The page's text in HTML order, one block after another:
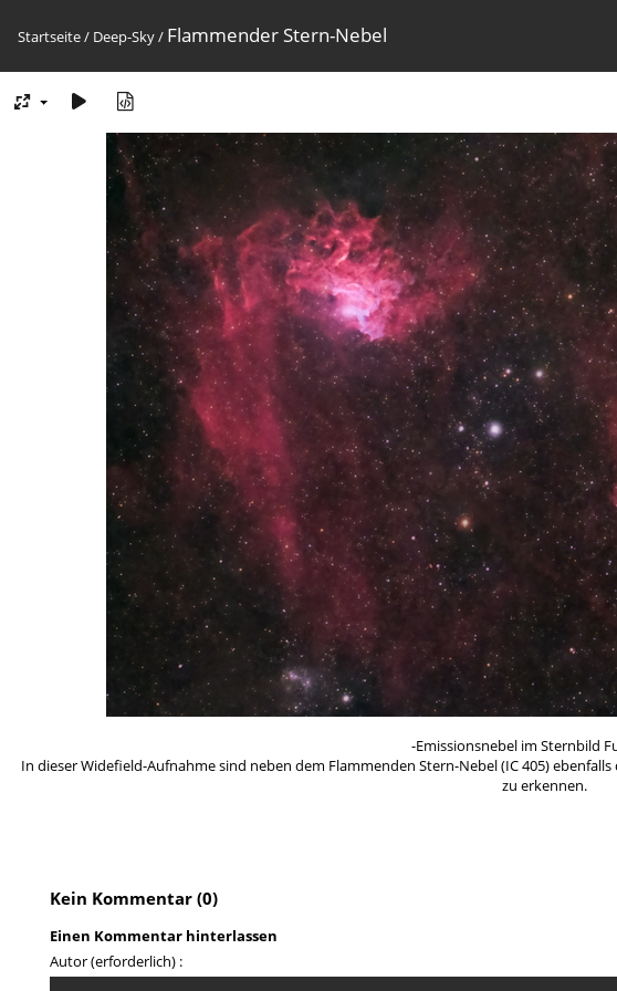
Startseite/ Deep-Sky/ Flammender Stern-Nebel
-Emissionsnebel im Sternbild
In dieser Widefield-Aufnahme sind neben dem Flammenden Stern-Nebel (IC 405)
zu erkennen.
Kein Kommentar (0)
Einen Kommentar hinterlassen
Autor (erforderlich) :